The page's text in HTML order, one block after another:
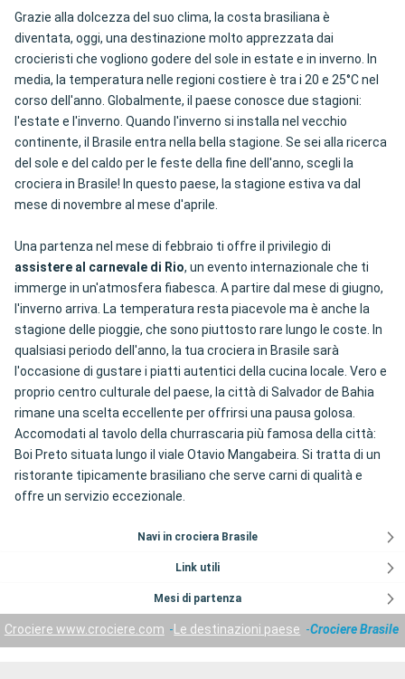
Grazie alla dolcezza del suo clima, la costa brasiliana è
diventata, oggi, una destinazione molto apprezzata dai
crocieristi che vogliono godere del sole in estate e in inverno. In
media, la temperatura nelle regioni costiere è tra i 20 e 25°C nel
corso dell'anno. Globalmente, il paese conosce due stagioni:
l'estate e l'inverno. Quando l'inverno si installa nel vecchio
continente, il Brasile entra nella bella stagione. Se sei alla ricerca
del sole e del caldo per le feste della fine dell'anno, scegli la
crociera in Brasile! In questo paese, la stagione estiva va dal
mese di novembre al mese d'aprile.
Una partenza nel mese di febbraio ti offre il privilegio di
assistere al carnevale di Rio, un evento internazionale che ti
immerge in un'atmosfera fiabesca. A partire dal mese di giugno,
l'inverno arriva. La temperatura resta piacevole ma è anche la
stagione delle pioggie, che sono piuttosto rare lungo le coste. In
qualsiasi periodo dell'anno, la tua crociera in Brasile sarà
l'occasione di gustare i piatti autentici della cucina locale. Vero e
proprio centro culturale del paese, la città di Salvador de Bahia
rimane una scelta eccellente per offrirsi una pausa golosa.
Accomodati al tavolo della churrascaria più famosa della città:
Boi Preto situata lungo il viale Otavio Mangabeira. Si tratta di un
ristorante tipicamente brasiliano che serve carni di qualità e
offre un servizio eccezionale.
Navi in crociera Brasile
Link utili
Mesi di partenza
Crociere www.crociere.com Le destinazioni paese Crociere Brasile